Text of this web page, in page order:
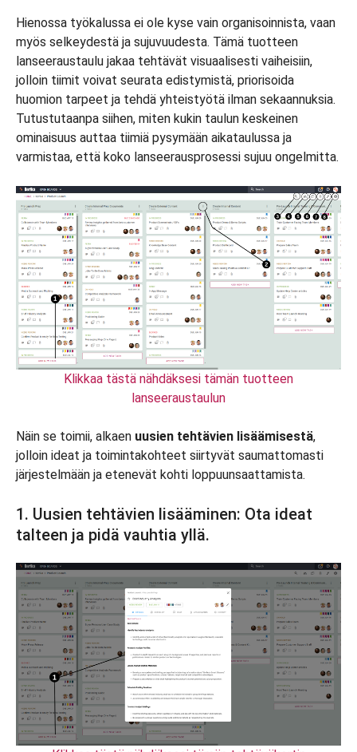
Hienossa työkalussa ei ole kyse vain organisoinnista, vaan
myös selkeydestä ja sujuvuudesta. Tämä tuotteen
lanseeraustaulu jakaa tehtävät visuaalisesti vaiheisiin,
jolloin tiimit voivat seurata edistymistä, priorisoida
huomion tarpeet ja tehdä yhteistyötä ilman sekaannuksia.
Tutustutaanpa siihen, miten kukin taulun keskeinen
ominaisuus auttaa tiimiä pysymään aikataulussa ja
varmistaa, että koko lanseerausprosessi sujuu ongelmitta.
Klikkaa tästä nähdäksesi tämän tuotteen
lanseeraustaulun
Näin se toimii, alkaen uusien tehtävien lisäämisestä,
jolloin ideat ja toimintakohteet siirtyvät saumattomasti
järjestelmään ja etenevät kohti loppuunsaattamista.
1. Uusien tehtävien lisääminen: Ota ideat
talteen ja pidä vauhtia yllä.